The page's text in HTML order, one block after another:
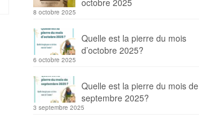
octobre 2025
8 octobre 2025
Quelle est la pierre du mois
d’octobre 2025?
6 octobre 2025
Quelle est la pierre du mois de
septembre 2025?
3 septembre 2025